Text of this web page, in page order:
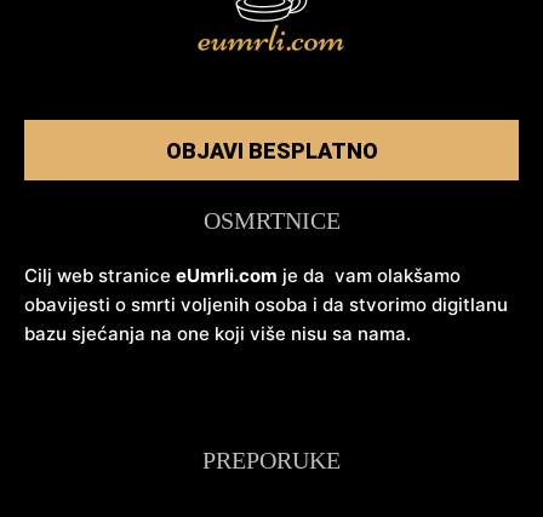
OBJAVI BESPLATNO
OSMRTNICE
Cilj web stranice eUmrli.com je da vam olakšamo
obavijesti o smrti voljenih osoba i da stvorimo digitlanu
bazu sjećanja na one koji više nisu sa nama.
PREPORUKE